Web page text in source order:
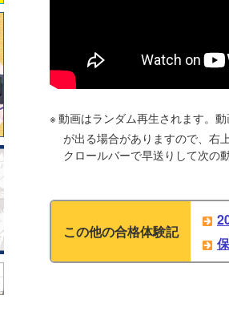
動画はランダム再生されます。
が出る場合がありますので、右
クロールバーで早送りして次の
この他の合格体験記